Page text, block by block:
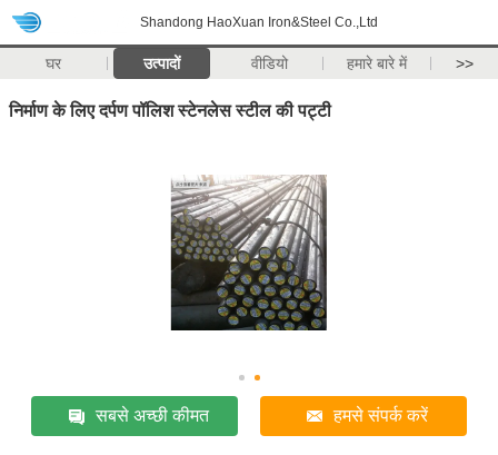
Shandong HaoXuan Iron&Steel Co.,Ltd
घर उत्पादों वीडियो हमारे बारे में >>
निर्माण के लिए दर्पण पॉलिश स्टेनलेस स्टील की पट्टी
सबसे अच्छी कीमत हमसे संपर्क करें